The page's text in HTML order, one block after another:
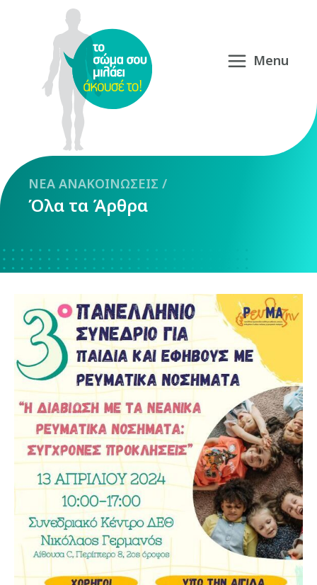
NEA ΑΝΑΚΟΙΝΩΣΕΙΣ /
Όλα τα Άρθρα